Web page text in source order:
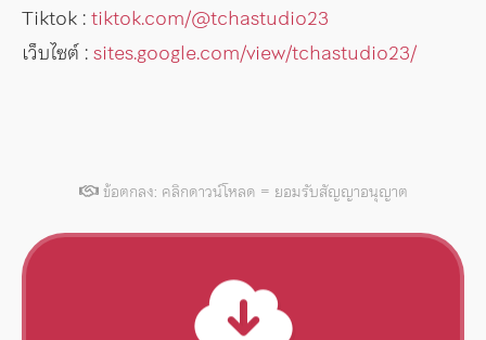
Tiktok :tiktok.com/@tchastudio23
เว็บไซต์ :sites.google.com/view/tchastudio23/
ข้อตกลง: คลิกดาวน์โหลด = ยอมรับสัญญาอนุญาต